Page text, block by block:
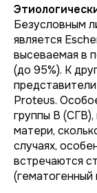
Безусловным
является
высеваемая в
(до 95%). К
Proteus.
группы В
матери,
случаях,
встречаются
(гематогенный